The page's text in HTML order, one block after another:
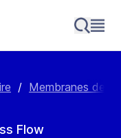
/ Membranes de
Flow